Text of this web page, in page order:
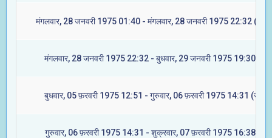
मंगलवार, 28 जनवरी 1975 01:40 - मंगलवार, 28 जनवरी 1975 22:32
मंगलवार, 28 जनवरी 1975 22:32 - बुधवार, 29 जनवरी 1975 19:30
बुधवार, 05 फ़रवरी 1975 12:51 - गुरुवार, 06 फ़रवरी 1975 14:31
गुरुवार, 06 फ़रवरी 1975 14:31 - शुक्रवार, 07 फ़रवरी 1975 16:38